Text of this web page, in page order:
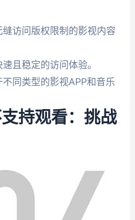
访问版权限制的影视内容
且稳定的访问体验。
同类型的影视APP和音乐
持观看：挑战